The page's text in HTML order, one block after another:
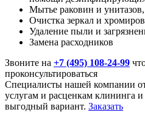
Мытье раковин и
Очистка зеркал и
Удаление пыли и
Замена расходников
Звоните на +7 (495) 108-24-99
проконсультироваться
Специалисты нашей компании
услугам и расценкам клининга
выгодный вариант. Заказать